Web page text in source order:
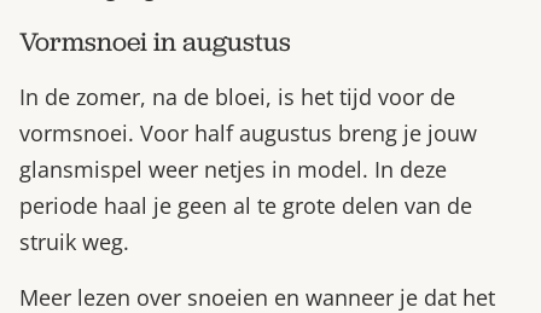
Vormsnoei in augustus
In de zomer, na de bloei, is het tijd voor de
vormsnoei. Voor half augustus breng je jouw
glansmispel weer netjes in model. In deze
periode haal je geen al te grote delen van de
struik weg.
Meer lezen over snoeien en wanneer je dat het